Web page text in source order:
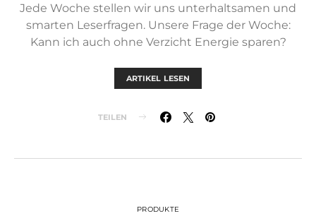
Jede Woche stellen wir uns unterhaltsamen und
smarten Leserfragen. Unsere Frage der Woche:
Kann ich auch ohne Verzicht Energie sparen?
ARTIKEL LESEN
TEILEN
PRODUKTE